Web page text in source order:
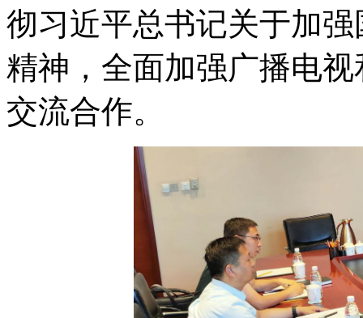
彻习近平总书记关于加
精神，全面加强广播电
交流合作。